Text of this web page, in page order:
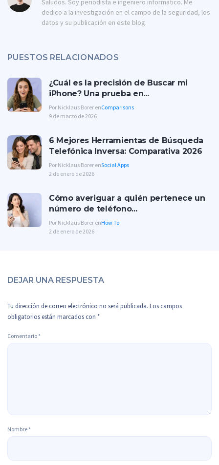
Saludos. Soy periodista e ingeniero informático. Me
dedico a la investigación en el campo de la seguridad, los
datos y su publicación en este blog.
PUESTOS RELACIONADOS
¿Cuál es la precisión de Buscar mi
iPhone? Una prueba en...
Por Nicklaus Borer enComparisons
9 de marzo de 2026
6 Mejores Herramientas de Búsqueda
Telefónica Inversa: Comparativa 2026
Por Nicklaus Borer enSocial Apps
2 de enero de 2026
Cómo averiguar a quién pertenece un
número de teléfono...
Por Nicklaus Borer enHow To
2 de enero de 2026
DEJAR UNA RESPUESTA
Tu dirección de correo electrónico no será publicada. Los campos
obligatorios están marcados con *
Comentario *
Nombre *